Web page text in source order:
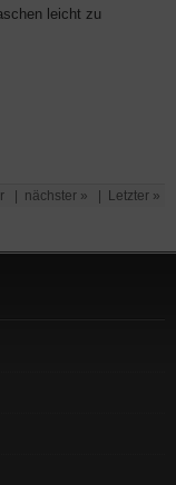
leicht zu
nächster » Letzter »